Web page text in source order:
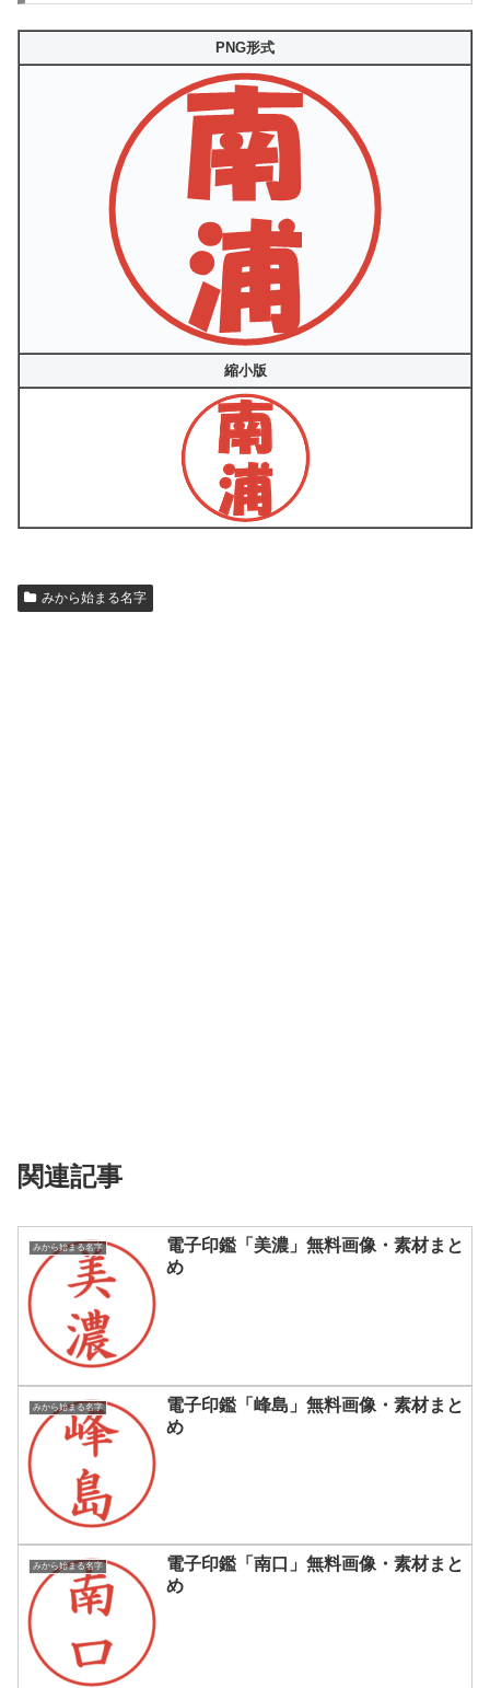
PNG形式
縮小版
みから始まる名字
関連記事
みから始まる名字
電子印鑑「美濃」無料画像・素材まと
め
みから始まる名字
電子印鑑「峰島」無料画像・素材まと
め
みから始まる名字
電子印鑑「南口」無料画像・素材まと
め